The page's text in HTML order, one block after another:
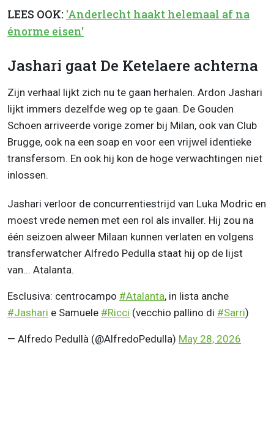
LEES OOK: 'Anderlecht haakt helemaal af na
énorme eisen'
Jashari gaat De Ketelaere achterna
Zijn verhaal lijkt zich nu te gaan herhalen. Ardon Jashari
lijkt immers dezelfde weg op te gaan. De Gouden
Schoen arriveerde vorige zomer bij Milan, ook van Club
Brugge, ook na een soap en voor een vrijwel identieke
transfersom. En ook hij kon de hoge verwachtingen niet
inlossen.
Jashari verloor de concurrentiestrijd van Luka Modric en
moest vrede nemen met een rol als invaller. Hij zou na
één seizoen alweer Milaan kunnen verlaten en volgens
transferwatcher Alfredo Pedulla staat hij op de lijst
van... Atalanta.
Esclusiva: centrocampo #Atalanta, in lista anche
#Jashari e Samuele #Ricci (vecchio pallino di #Sarri)
— Alfredo Pedullà (@AlfredoPedulla) May 28, 2026